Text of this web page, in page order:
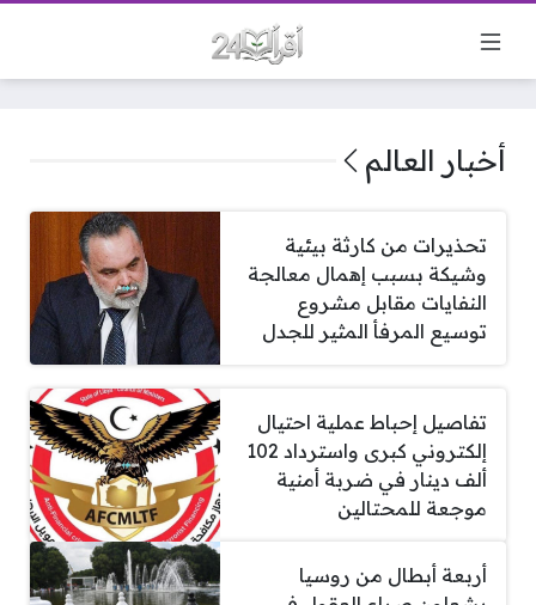
أخبار العالم
تحذيرات من كارثة بيئية
وشيكة بسبب إهمال معالجة
النفايات مقابل مشروع
توسيع المرفأ المثير للجدل
تفاصيل إحباط عملية احتيال
إلكتروني كبرى واسترداد 102
ألف دينار في ضربة أمنية
موجعة للمحتالين
أربعة أبطال من روسيا